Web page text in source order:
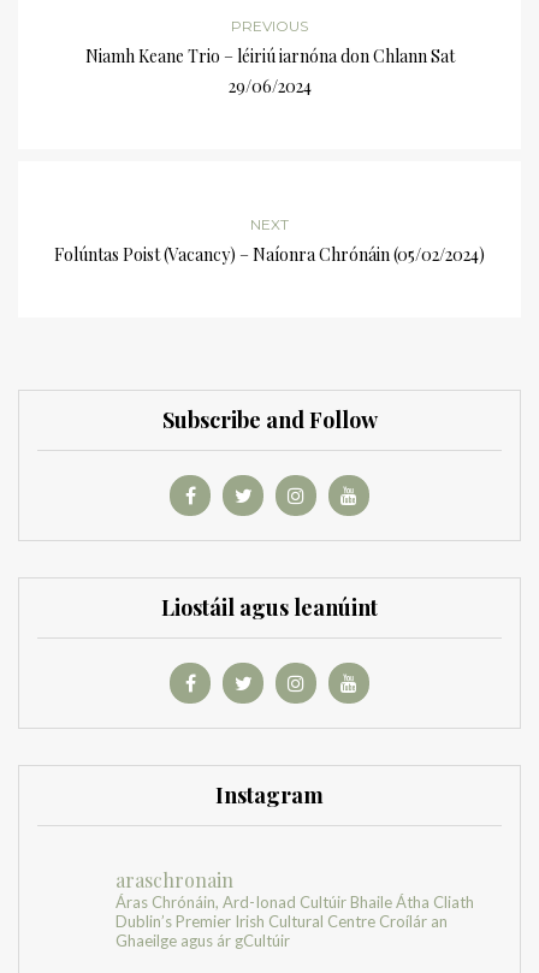
PREVIOUS
Niamh Keane Trio – léiriú iarnóna don Chlann Sat
29/06/2024
NEXT
Folúntas Poist (Vacancy) – Naíonra Chrónáin (05/02/2024)
Subscribe and Follow
Liostáil agus leanúint
Instagram
araschronain
Áras Chrónáin, Ard-Ionad Cultúir Bhaile Átha Cliath
Dublin’s Premier Irish Cultural Centre Croílár an
Ghaeilge agus ár gCultúir